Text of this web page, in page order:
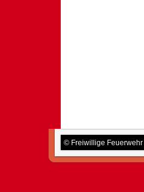
© Freiwillige